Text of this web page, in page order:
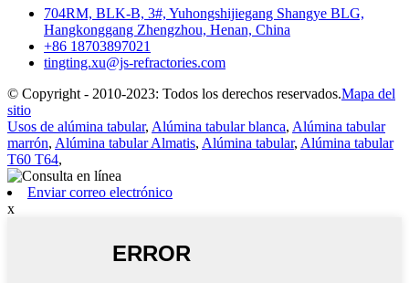
704RM, BLK-B, 3#, Yuhongshijiegang Shangye BLG,
Hangkonggang Zhengzhou, Henan, China
+86 18703897021
tingting.xu@js-refractories.com
© Copyright - 2010-2023: Todos los derechos reservados.Mapa del
sitio
Usos de alúmina tabular, Alúmina tabular blanca, Alúmina tabular
marrón, Alúmina tabular Almatis, Alúmina tabular, Alúmina tabular
T60 T64,
Enviar correo electrónico
x